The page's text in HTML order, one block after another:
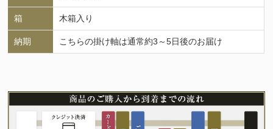
箱 木箱入り
納期 こちらの掛け軸は通常約3～5日後のお届け